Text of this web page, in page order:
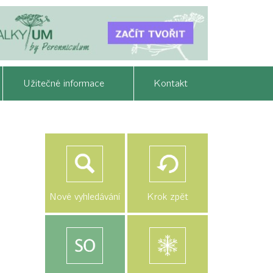
Užitečné informace Kontakt
Nové vyhledávání Krok zpět